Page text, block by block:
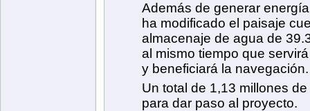
Además de generar
ha modificado el paisaje
almacenaje de agua de
al mismo tiempo que
y beneficiará la navegación.
Un total de 1,13 millones
para dar paso al proyecto.